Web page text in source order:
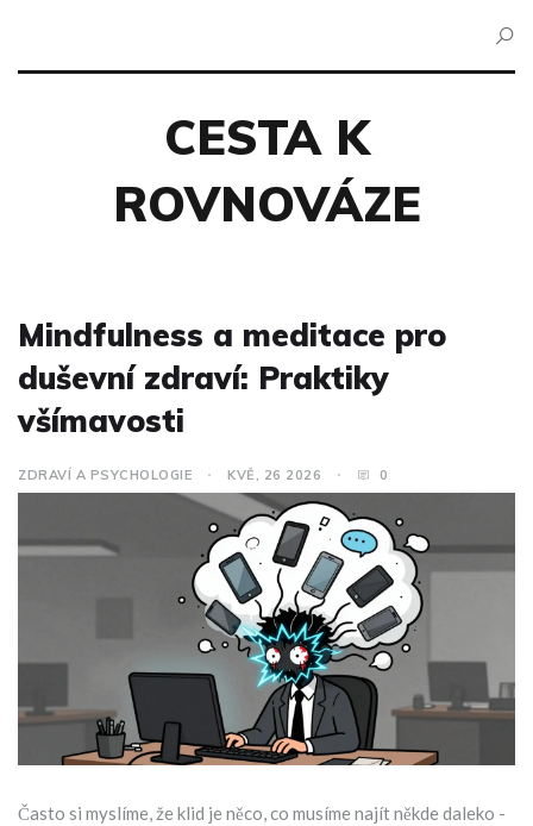
CESTA K
ROVNOVÁZE
Mindfulness a meditace pro
duševní zdraví: Praktiky
všímavosti
ZDRAVÍ A PSYCHOLOGIE KVĚ, 26 2026 0
Často si myslíme, že klid je něco, co musíme najít někde daleko -